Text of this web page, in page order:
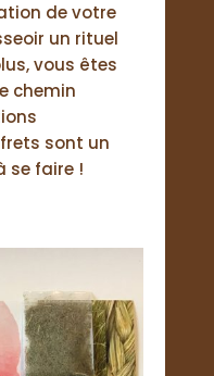
de votre
un rituel
vous êtes
chemin
sont un
se faire !